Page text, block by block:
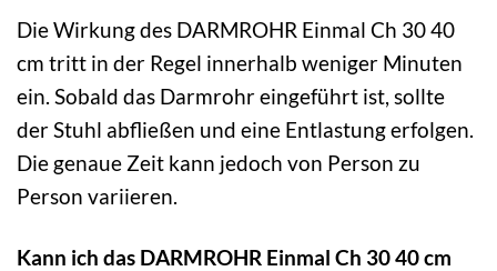
Die Wirkung des DARMROHR Einmal Ch 30 40
cm tritt in der Regel innerhalb weniger Minuten
ein. Sobald das Darmrohr eingeführt ist, sollte
der Stuhl abfließen und eine Entlastung erfolgen.
Die genaue Zeit kann jedoch von Person zu
Person variieren.
Kann ich das DARMROHR Einmal Ch 30 40 cm